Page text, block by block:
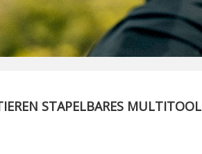
STAPELBARES MULTITOOL